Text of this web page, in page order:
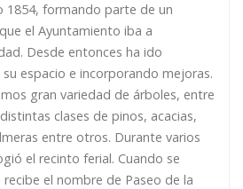
1854, formando parte de un
el Ayuntamiento iba a
Desde entonces ha ido
espacio e incorporando mejoras.
gran variedad de árboles, entre
clases de pinos, acacias,
entre otros. Durante varios
el recinto ferial. Cuando se
el nombre de Paseo de la